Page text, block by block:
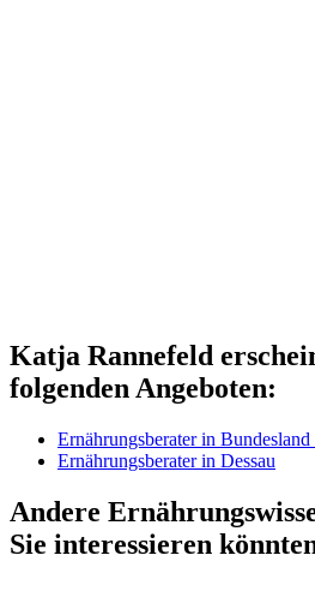
Katja Rannefeld
folgenden Angeboten:
Ernährungsberater in
Ernährungsberater in Dessau
Andere
Sie interessieren